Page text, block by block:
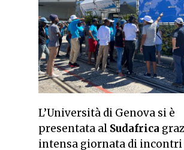
L’Università di Genova si è
presentata al Sudafrica
intensa giornata di